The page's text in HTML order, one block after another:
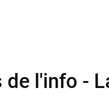
de l'info -